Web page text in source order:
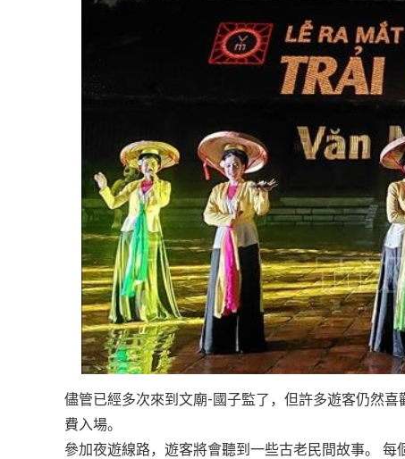
儘管已經多次來到文廟-國子監了，但許多遊客仍然
費入場。
參加夜遊線路，遊客將會聽到一些古老民間故事。 每